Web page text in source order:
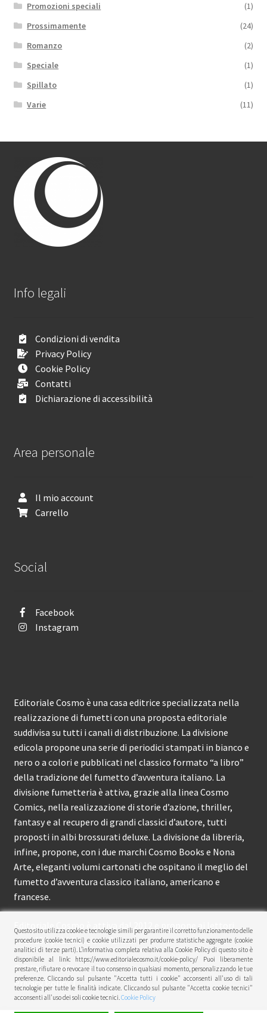
Promozioni speciali
(1)
Prossimamente
(24)
Romanzo
(2)
Speciale
(1)
Spillato
(1)
Varie
(11)
Info legali
Condizioni di vendita
Privacy Policy
Cookie Policy
Contatti
Dichiarazione di accessibilità
Area personale
Il mio account
Carrello
Social
Facebook
Instagram
Editoriale Cosmo è una casa editrice specializzata nella
realizzazione di fumetti con una proposta editoriale
suddivisa su tutti i canali di distribuzione. La divisione
edicola propone una serie di periodici stampati in bianco e
nero o a colori e pubblicati nel classico formato “a libro”
della tradizione del fumetto d’avventura italiano. La
divisione fumetteria è attiva, grazie alla linea Cosmo
Comics, nella realizzazione di storie d’azione, thriller,
fantasy e al recupero di grandi classici d’autore, tutti
proposti in albi brossurati deluxe. La divisione da libreria,
infine, propone, con i due marchi Cosmo Books e Nona
Arte, eleganti volumi cartonati che ospitano il meglio del
fumetto d’avventura classico italiano, americano e
francese.
Editoriale Cosmo è attiva dal 2012 e propone ai lettori
circa 150 pubblicazioni l’anno.
© Editoriale Cosmo 2026
Privacy Policy
Questo sito utilizza cookie e tecnologie simili per garantire il corretto funzionamento delle
procedure (cookie tecnici) e cookie utilizzati per produrre statistiche aggregate (cookie
analitici di terze parti). L’informativa completa relativa alla Cookie Policy di questo sito è
disponibile al link: https://www.editorialecosmo.it/cookie-policy/ Puoi liberamente
prestare, rifiutare o revocare il tuo consenso in qualsiasi momento, personalizzando le tue
preferenze. Cliccando sul pulsante "Accetta tutti i cookie" acconsenti all'uso di tali
tecnologie per tutte le finalità indicate. Cliccando sul pulsante "Accetta cookie tecnici"
acconsenti all'uso dei soli cookie tecnici.Cookie Policy